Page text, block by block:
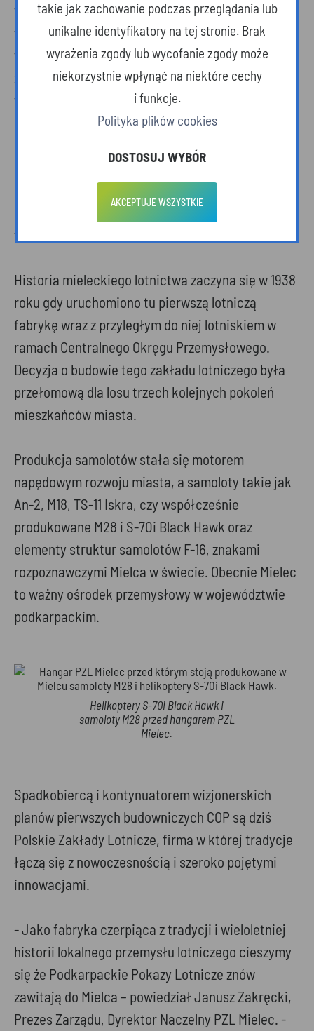
wszystkie dodatkowe atrakcje, zapewnią Państwu
wrażenia jakich dotąd na mieleckim niebie nie
widzieliśmy. Rozwój naszego regionu nieodłącznie
związany jest z lotnictwem. Jesteśmy jedynym
województwem, które określiło jako jedyne w
kraju „Lotnictwo i Kosmonautykę” jako swoją
inteligentną specjalizację. Pokazy są jej świetną
promocją. Podkarpacie jest sprzyjającym
regionem dla lotnictwa i nowych inwestorów w tej
branży - powiedział Władysław Ortyl, Marszałek
województwa podkarpackiego.
Historia mieleckiego lotnictwa zaczyna się w 1938
roku gdy uruchomiono tu pierwszą lotniczą
fabrykę wraz z przyległym do niej lotniskiem w
ramach Centralnego Okręgu Przemysłowego.
Decyzja o budowie tego zakładu lotniczego była
przełomową dla losu trzech kolejnych pokoleń
mieszkańców miasta.
Produkcja samolotów stała się motorem
napędowym rozwoju miasta, a samoloty takie jak
An-2, M18, TS-11 Iskra, czy współcześnie
produkowane M28 i S-70i Black Hawk oraz
elementy struktur samolotów F-16, znakami
rozpoznawczymi Mielca w świecie. Obecnie Mielec
to ważny ośrodek przemysłowy w województwie
podkarpackim.
Helikoptery S-70i Black Hawk i
samoloty M28 przed hangarem PZL
Mielec.
Spadkobiercą i kontynuatorem wizjonerskich
planów pierwszych budowniczych COP są dziś
Polskie Zakłady Lotnicze, firma w której tradycje
łączą się z nowoczesnością i szeroko pojętymi
innowacjami.
- Jako fabryka czerpiąca z tradycji i wieloletniej
historii lokalnego przemysłu lotniczego cieszymy
się że Podkarpackie Pokazy Lotnicze znów
zawitają do Mielca – powiedział Janusz Zakręcki,
Prezes Zarządu, Dyrektor Naczelny PZL Mielec. -
takie jak zachowanie podczas przeglądania lub
unikalne identyfikatory na tej stronie. Brak
wyrażenia zgody lub wycofanie zgody może
niekorzystnie wpłynąć na niektóre cechy
i funkcje.
Polityka plików cookies
DOSTOSUJ WYBÓR
AKCEPTUJE WSZYSTKIE